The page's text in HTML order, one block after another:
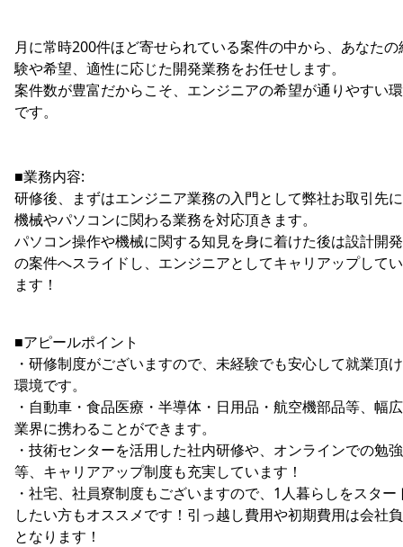
月に常時200件ほど寄せられている案件の中から、あなたの
験や希望、適性に応じた開発業務をお任せします。
案件数が豊富だからこそ、エンジニアの希望が通りやすい
です。
■業務内容:
研修後、まずはエンジニア業務の入門として弊社お取引先
機械やパソコンに関わる業務を対応頂きます。
パソコン操作や機械に関する知見を身に着けた後は設計開
の案件へスライドし、エンジニアとしてキャリアップして
ます！
■アピールポイント
・研修制度がございますので、未経験でも安心して就業頂
環境です。
・自動車・食品医療・半導体・日用品・航空機部品等、幅
業界に携わることができます。
・技術センターを活用した社内研修や、オンラインでの勉
等、キャリアアップ制度も充実しています！
・社宅、社員寮制度もございますので、1人暮らしをスター
したい方もオススメです！引っ越し費用や初期費用は会社
となります！